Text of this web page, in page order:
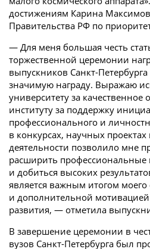
достижениям Карина
Правительства РФ по
— Для меня большая честь
торжественной церемонии
выпускников Санкт-
значимую награду. Выражаю
университету за
институту за поддержку
профессионального и
в конкурсах, научных проектах
деятельности позволило мне
расширить профессиональные
и добиться высоких
является важным итогом моего
и дополнительной
развития, — отметила
В завершение церемонии в
вузов Санкт-Петербурга был